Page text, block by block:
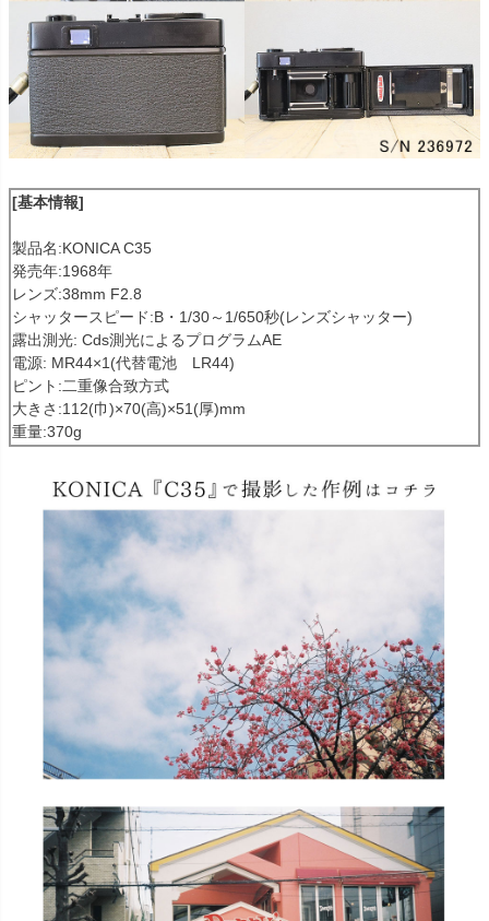
[基本情報]
製品名:KONICA C35
発売年:1968年
レンズ:38mm F2.8
シャッタースピード:B・1/30～1/650秒(レンズシャッター)
露出測光: Cds測光によるプログラムAE
電源: MR44×1(代替電池 LR44)
ピント:二重像合致方式
大きさ:112(巾)×70(高)×51(厚)mm
重量:370g